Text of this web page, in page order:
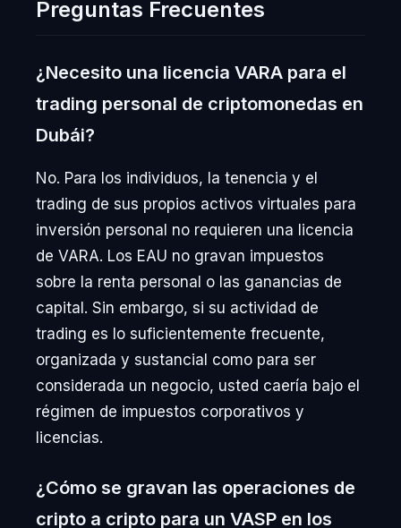
Preguntas Frecuentes
¿Necesito una licencia VARA para el
trading personal de criptomonedas en
Dubái?
No. Para los individuos, la tenencia y el
trading de sus propios activos virtuales para
inversión personal no requieren una licencia
de VARA. Los EAU no gravan impuestos
sobre la renta personal o las ganancias de
capital. Sin embargo, si su actividad de
trading es lo suficientemente frecuente,
organizada y sustancial como para ser
considerada un negocio, usted caería bajo el
régimen de impuestos corporativos y
licencias.
¿Cómo se gravan las operaciones de
cripto a cripto para un VASP en los